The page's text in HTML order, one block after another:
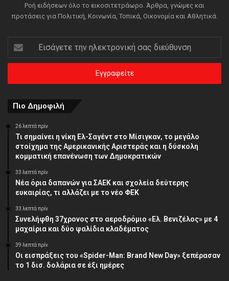
Ροή ειδήσεων όλο το εικοσιτετράωρο. Άρθρα, γνώμες και
προτάσεις για Πολιτική, Κοινωνία, Τοπικά, Οικονομία και Αθλητικά.
την
ηλεκτρονική
διεύθυνση
Πιο Δημοφιλή
26 λεπτά πρίν
Τι σημαίνει η νίκη Ελ-Σαγέντ στο Μίσιγκαν, το μεγάλο
στοίχημα της Aμερικανικής Αριστεράς και η δύσκολη
κομματική επανένωση των Δημοκρατικών
33 λεπτά πρίν
Νέα όρια δαπανών για ΣΑΕΚ και σχολεία δεύτερης
ευκαιρίας, τι αλλάζει με το νέο ΦΕΚ
33 λεπτά πρίν
Συνελήφθη 37χρονος στο αεροδρόμιο «Ελ. Βενιζέλος» με 4
μαχαίρια και δύο ψαλίδια κλαδέματος
39 λεπτά πρίν
Οι εισπράξεις του «Spider-Man: Brand New Day» ξεπέρασαν
το 1 δισ. δολάρια σε έξι ημέρες